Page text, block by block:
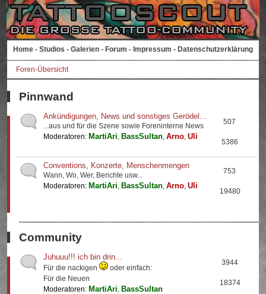
Home - Studios - Galerien - Forum - Impressum - Datenschutzerklärung
Foren-Übersicht
Pinnwand
Ankündigungen, News und sonstiges Gerödel...
...aus und für die Szene sowie Foreninterne News
Moderatoren: MartiAri, BassSultan,Arno,Uli
507
5386
Conventions, Konzerte, Menschenmengen
Wann, Wo, Wer, Berichte usw...
Moderatoren: MartiAri, BassSultan,Arno,Uli
753
19480
Community
Juhuuu!!! ich bin drin...
Für die nackigen
oder einfach:
Für die Neuen
Moderatoren: MartiAri, BassSultan
3944
18374